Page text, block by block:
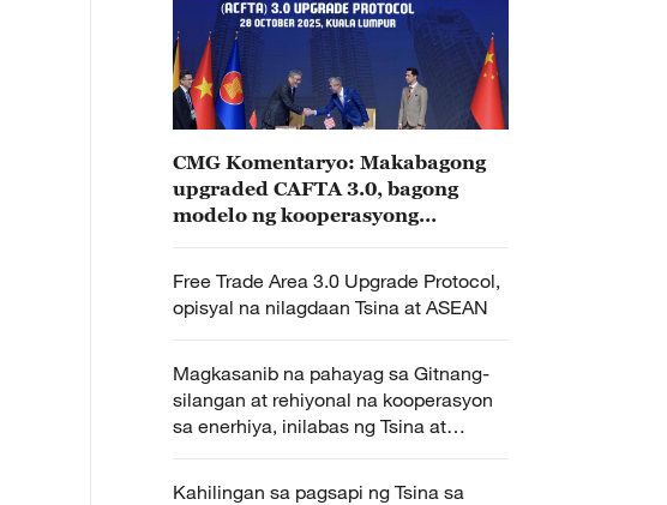
CMG Komentaryo: Makabagong
upgraded CAFTA 3.0, bagong
modelo ng kooperasyong
Free Trade Area 3.0 Upgrade Protocol,
opisyal na nilagdaan Tsina at ASEAN
Magkasanib na pahayag sa Gitnang-
silangan at rehiyonal na kooperasyon
sa enerhiya, inilabas ng Tsina at
ASEAN
Kahilingan sa pagsapi ng Tsina sa